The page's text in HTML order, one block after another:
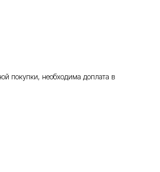
покупки, необходима доплата в